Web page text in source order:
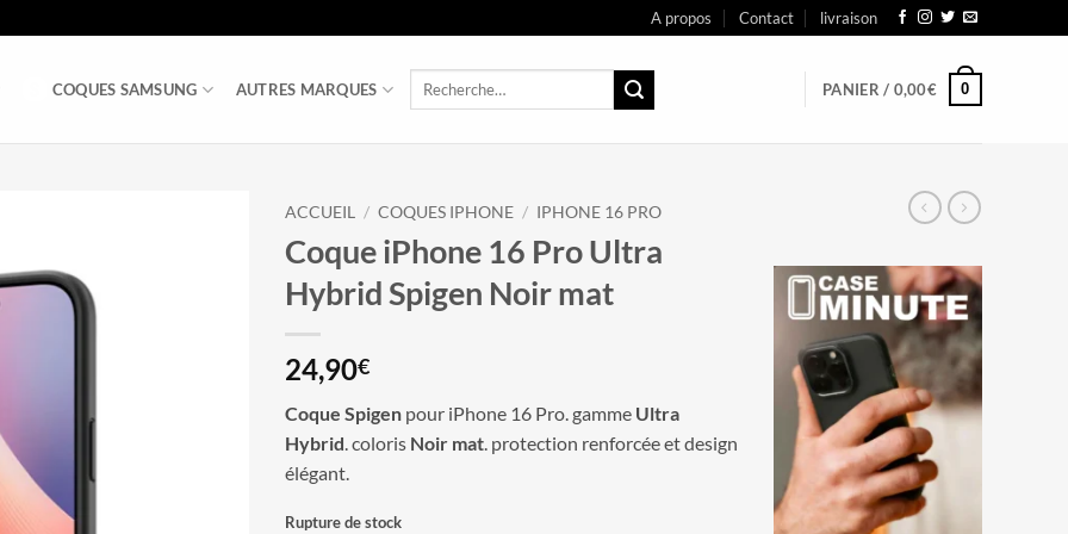
A propos Contact livraison
COQUES SAMSUNG AUTRES MARQUES
Recherche
PANIER / 0,00€ 0
ACCUEIL / COQUES IPHONE / IPHONE 16 PRO
Coque iPhone 16 Pro Ultra
Hybrid Spigen Noir mat
24,90€
Coque Spigen pour iPhone 16 Pro. gamme Ultra
Hybrid . coloris Noir mat . protection renforcée et design
élégant.
Rupture de stock